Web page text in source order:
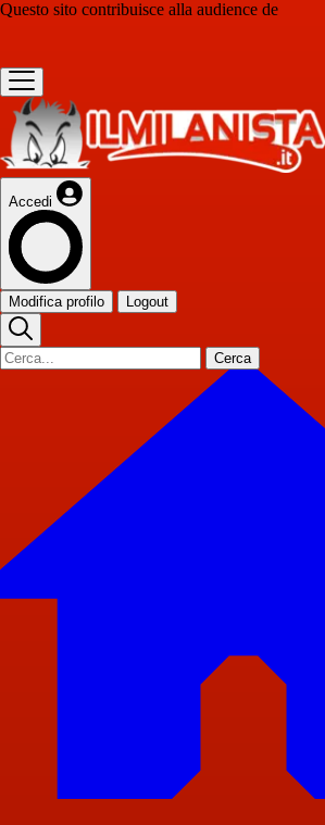
Questo sito contribuisce alla audience de
Accedi
Modifica profilo Logout
Cerca